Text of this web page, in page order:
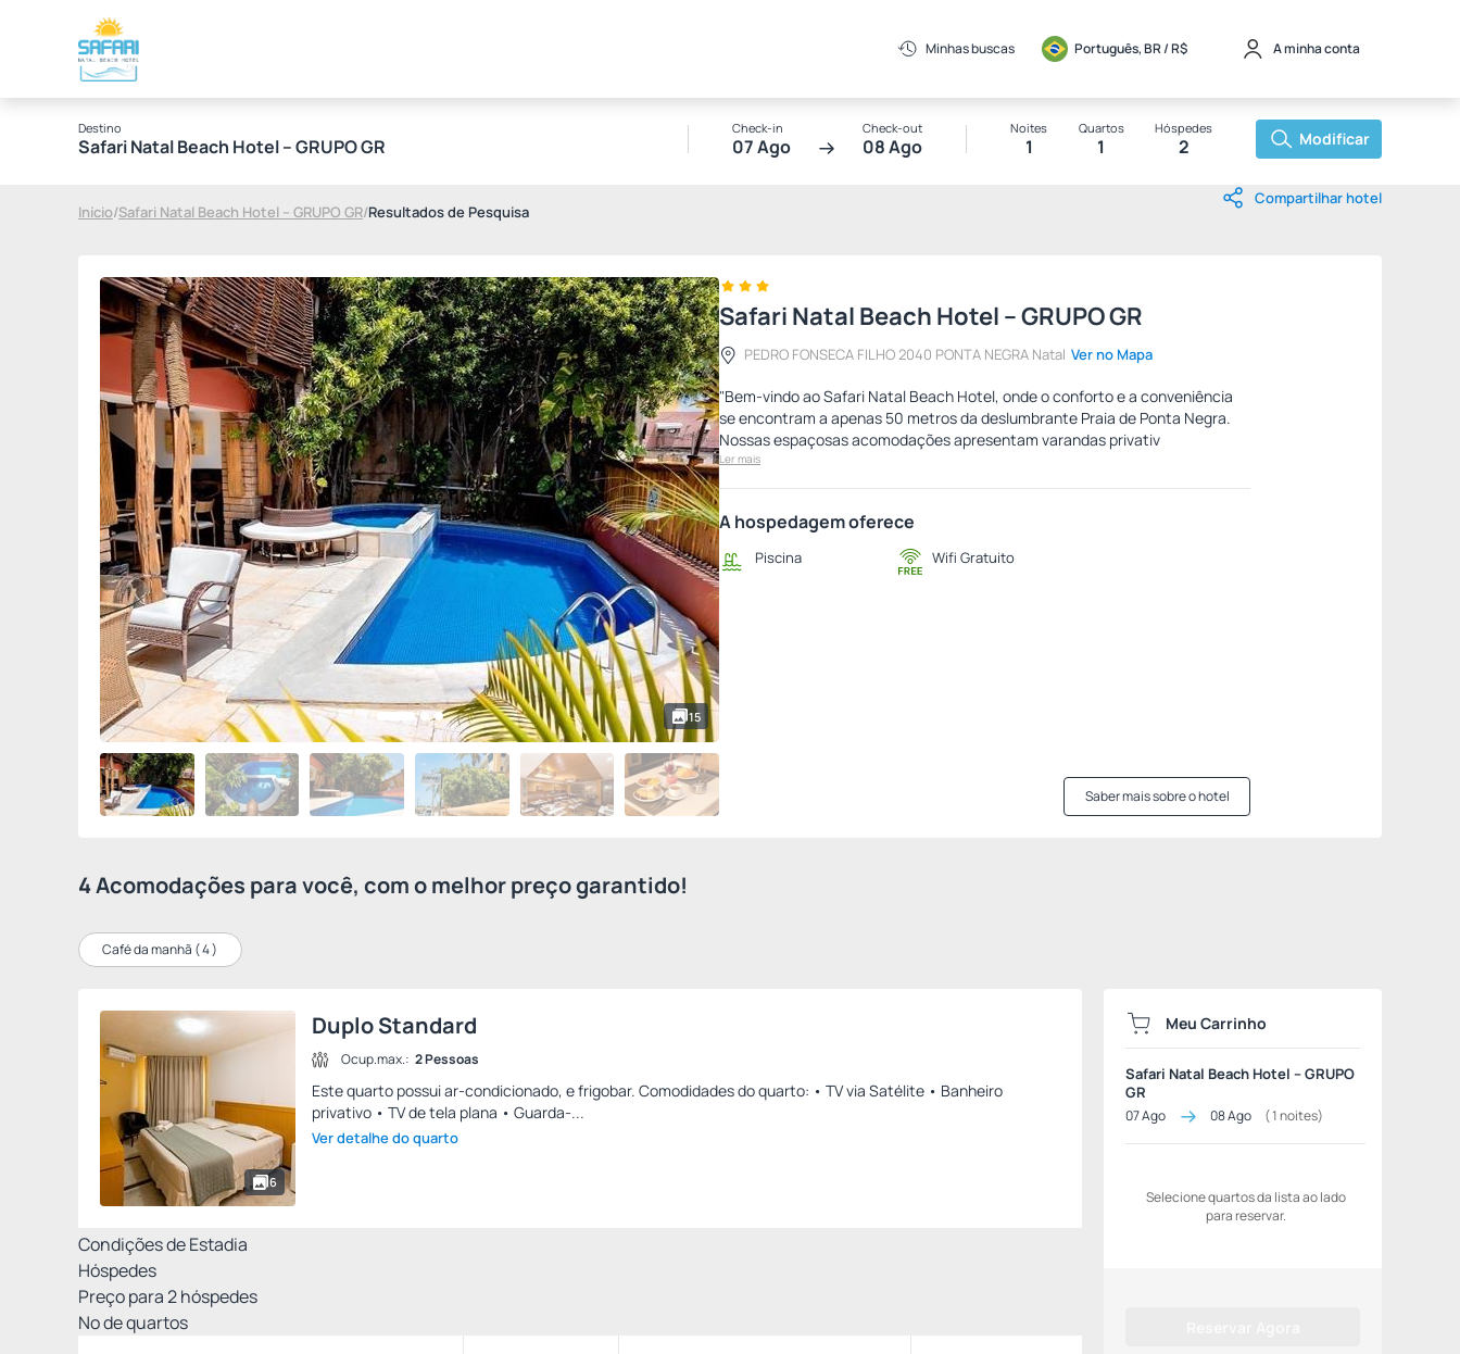
Minhas buscas Português, BR / R$ A minha conta
Destino
Safari Natal Beach Hotel – GRUPO GR
Check-in
07 Ago
Check-out
08 Ago
Noites
1
Quartos
1
Hóspedes
2 Modificar
Início/Safari Natal Beach Hotel – GRUPO GR/Resultados de Pesquisa
Compartilhar hotel
15
Safari Natal Beach Hotel – GRUPO GR
PEDRO FONSECA FILHO 2040 PONTA NEGRA Natal Ver no Mapa
"Bem-vindo ao Safari Natal Beach Hotel, onde o conforto e a conveniência
se encontram a apenas 50 metros da deslumbrante Praia de Ponta Negra.
Nossas espaçosas acomodações apresentam varandas privativ
Ler mais
A hospedagem oferece
Piscina Wifi Gratuito
Saber mais sobre o hotel
4 Acomodações para você, com o melhor preço garantido!
Café da manhã (4)
6
Duplo Standard
Ocup.max.: 2 Pessoas
Este quarto possui ar-condicionado, e frigobar. Comodidades do quarto: • TV via Satélite • Banheiro
privativo • TV de tela plana • Guarda-...
Ver detalhe do quarto
Condições de Estadia
Hóspedes
Preço para2hóspedes
Nº de quartos
Meu Carrinho
Safari Natal Beach Hotel – GRUPO
GR
07 Ago 08 Ago (1noites)
Selecione quartos da lista ao lado
para reservar.